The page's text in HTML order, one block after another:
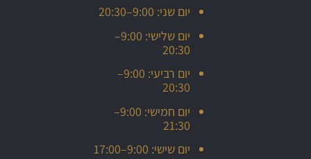
יום שני: 9:00–20:30
יום שלישי: 9:00–
20:30
יום רביעי: 9:00–
20:30
יום חמישי: 9:00–
21:30
יום שישי: 9:00–17:00